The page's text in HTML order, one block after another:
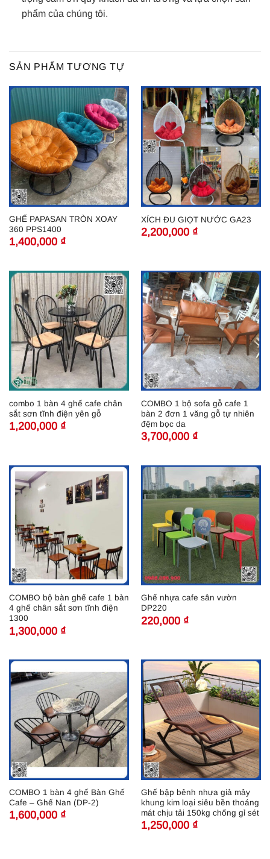
phẩm của chúng tôi.
SẢN PHẨM TƯƠNG TỰ
GHẾ PAPASAN TRÒN XOAY
360 PPS1400
1,400,000 ₫
XÍCH ĐU GIỌT NƯỚC GA23
2,200,000 ₫
combo 1 bàn 4 ghế cafe chân
sắt sơn tĩnh điện yên gỗ
1,200,000 ₫
COMBO 1 bộ sofa gỗ cafe 1
bàn 2 đơn 1 văng gỗ tự nhiên
đệm bọc da
3,700,000 ₫
COMBO bộ bàn ghế cafe 1 bàn
4 ghế chân sắt sơn tĩnh điện
1300
1,300,000 ₫
Ghế nhựa cafe sân vườn
DP220
220,000 ₫
COMBO 1 bàn 4 ghế Bàn Ghế
Cafe – Ghế Nan (DP-2)
1,600,000 ₫
Ghế bập bênh nhựa giả mây
khung kim loại siêu bền thoáng
mát chịu tải 150kg chống gỉ sét
1,250,000 ₫